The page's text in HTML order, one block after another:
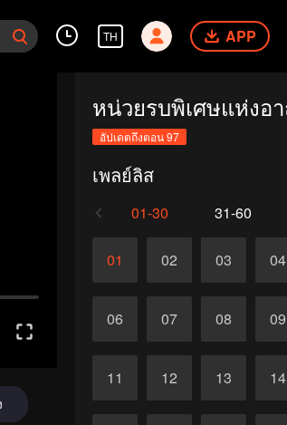
TH APP
อัปเดตถึงตอน 97
เพลย์ลิส
01-30 31-60
01 02 03 04
06 07 08 09
11 12 13 14